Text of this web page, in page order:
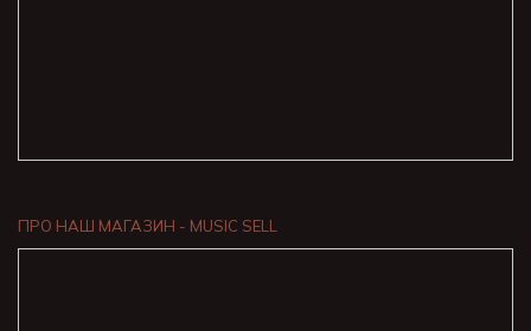
ПРО НАШ МАГАЗИН - MUSIC SELL